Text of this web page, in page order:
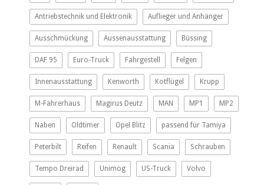
Antriebstechnik und Elektronik Auflieger und Anhänger
Ausschmückung Aussenausstattung Büssing
DAF 95 Euro-Truck Fahrgestell Felgen
Innenausstattung Kenworth Kotflügel Krupp
M-Fahrerhaus Magirus Deutz MAN MP1 MP2
Naben Oldtimer Opel Blitz passend für Tamiya
Peterbilt Reifen Renault Scania Schrauben
Tempo Dreirad Unimog US-Truck Volvo